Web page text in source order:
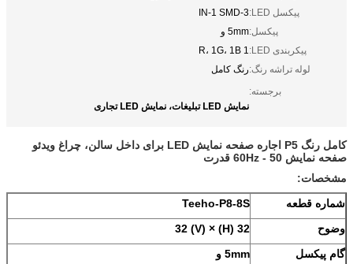
پیکسل LED:
3-IN-1 SMD
پیکسل:5mm و
پیکربندی LED:
1 R، 1G، 1B
لوله تراشه رنگ:رنگ کامل
برجسته:
نمایش LED تبلیغات، نمایش LED تجاری
کامل رنگ P5 اجاره صفحه نمایش LED برای داخل سالن، چراغ ویدئو
صفحه نمایش 50 - 60Hz قدرت
مشخصات:
شماره قطعه
Teeho-P8-8S
وضوح
32 (H) × 32 (V)
گام پیکسل
5mm و